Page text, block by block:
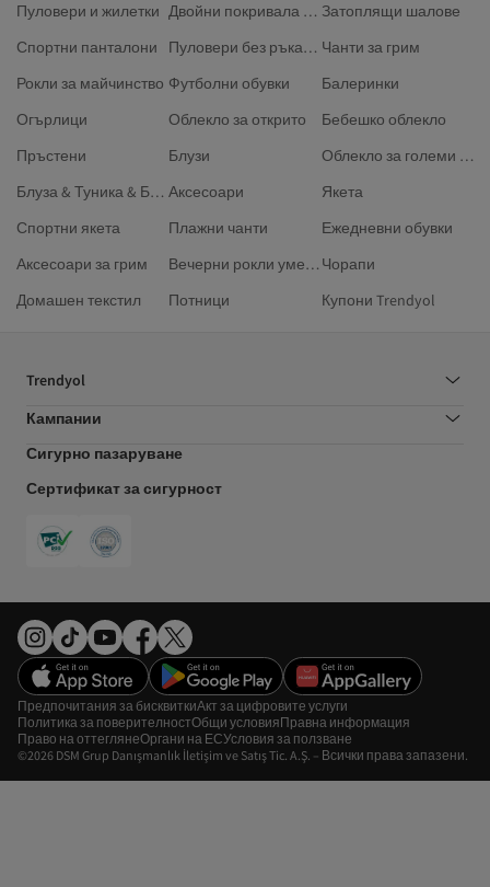
Пуловери и жилетки
Двойни покривала за завивки Затоплящи шалове
Спортни панталони
Пуловери без ръкави размер Плюс Чанти за грим
Рокли за майчинство Футболни обувки
Балеринки
Огърлици
Облекло за открито
Бебешко облекло
Пръстени
Блузи
Облекло за големи размери
Блуза & Туника & Бюстие Аксесоари
Якета
Спортни якета
Плажни чанти
Ежедневни обувки
Аксесоари за грим
Вечерни рокли умерен стил Чорапи
Домашен текстил
Потници Купони Trendyol
Trendyol
Кампании
Сигурно пазаруване
Сертификат за сигурност
©2026 DSM Grup Danışmanlık İletişim ve Satış Tic. A.Ş. – Всички права запазени.
Предпочитания за бисквиткиАкт за цифровите услуги
Политика за поверителностОбщи условияПравна информация
Право на оттеглянеОргани на ЕСУсловия за ползване